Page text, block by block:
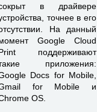
в драйвере
точнее в его
На данный
Google Cloud
поддерживают
приложения:
Docs for Mobile,
for Mobile и
OS.